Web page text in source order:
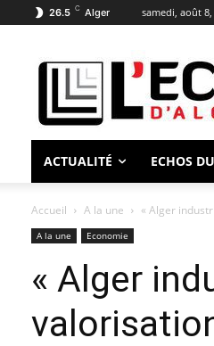
26.5 C Alger samedi, août 8,
ACTUALITÉ ECHOS
Accueil A la une « Alger
A la une Economie
« Alger